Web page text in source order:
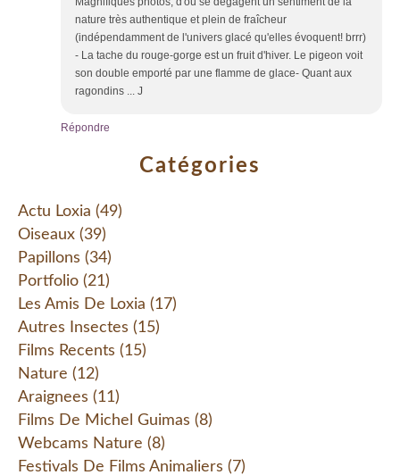
nature très authentique et plein de fraîcheur
(indépendamment de l'univers glacé qu'elles évoquent! brrr)
- La tache du rouge-gorge est un fruit d'hiver. Le pigeon voit
son double emporté par une flamme de glace- Quant aux
ragondins ... J
Répondre
Catégories
Actu Loxia (49)
Oiseaux (39)
Papillons (34)
Portfolio (21)
Les Amis De Loxia (17)
Autres Insectes (15)
Films Recents (15)
Nature (12)
Araignees (11)
Films De Michel Guimas (8)
Webcams Nature (8)
Festivals De Films Animaliers (7)